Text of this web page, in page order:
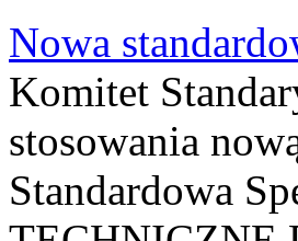
Nowa
Komitet
stosowania
Standardowa